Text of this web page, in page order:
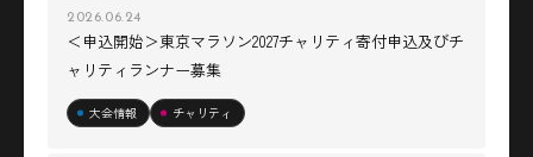
2026.06.24
＜申込開始＞東京マラソン2027チャリティ寄付申込及びチ
ャリティランナー募集
大会情報 チャリティ